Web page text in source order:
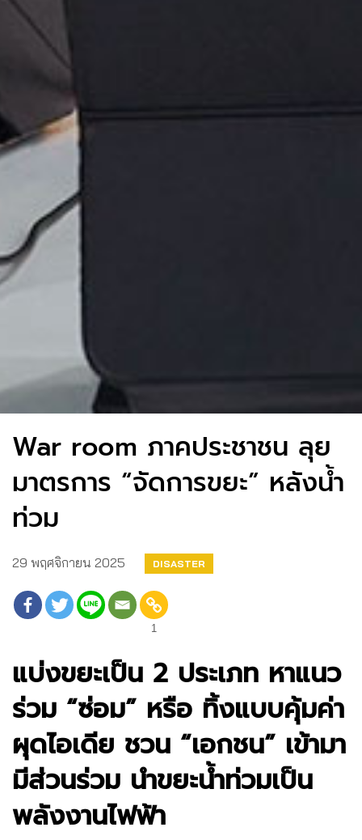
War room ภาคประชาชน ลุย
มาตรการ “จัดการขยะ” หลังน้ำ
ท่วม
29 พฤศจิกายน 2025 DISASTER
1
แบ่งขยะเป็น 2 ประเภท หาแนว
ร่วม “ซ่อม” หรือ ทิ้งแบบคุ้มค่า
ผุดไอเดีย ชวน “เอกชน” เข้ามา
มีส่วนร่วม นำขยะน้ำท่วมเป็น
พลังงานไฟฟ้า